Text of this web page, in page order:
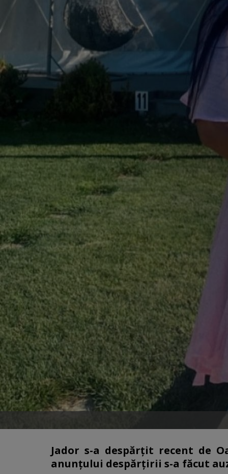
Jador s-a despărțit recent de
anunțului despărțirii s-a făcut